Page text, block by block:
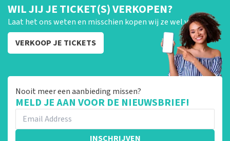
WIL JIJ JE TICKET(S) VERKOPEN?
Laat het ons weten en misschien kopen wij ze wel van je!
VERKOOP JE TICKETS
Nooit meer een aanbieding missen?
MELD JE AAN VOOR DE NIEUWSBRIEF!
INSCHRIJVEN